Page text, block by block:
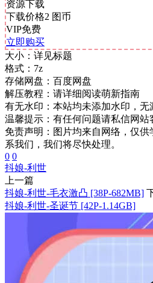
资源下载
下载价格2 图币
VIP免费
立即购买
大小： 详见标题
格式： 7z
存储网盘： 百度网盘
解压教程： 请详细阅读萌新指南
有无水印： 本站均未添加水印，无
温馨提示： 有任何问题请私信网站
免责声明：图片均来自网络，仅
系我们，我们将尽快处理。
0 0
抖娘-利世
上一篇
抖娘-利世-毛衣激凸 [38P-682MB]
抖娘-利世-圣诞节 [42P-1.14GB]